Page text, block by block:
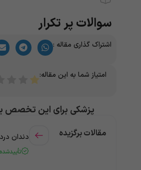
سوالات پر تکرار
اشتراک گذاری مقاله :
امتیاز شما به این مقاله:
پزشکی برای این تخصص
مقالات برگزیده دندان